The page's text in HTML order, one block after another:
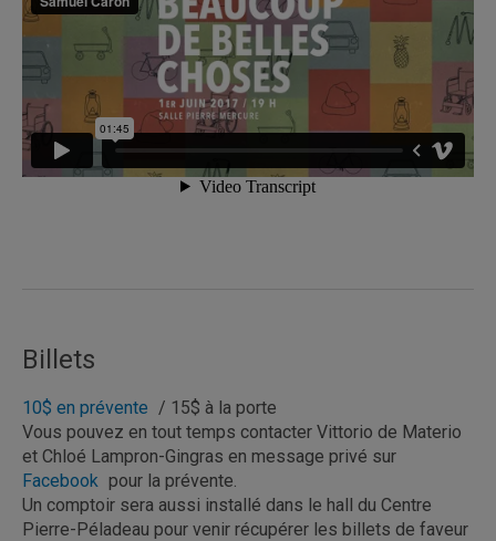
Billets
10$ en prévente / 15$ à la porte
Vous pouvez en tout temps contacter Vittorio de Materio
et Chloé Lampron-Gingras en message privé sur
Facebook pour la prévente.
Un comptoir sera aussi installé dans le hall du Centre
Pierre-Péladeau pour venir récupérer les billets de faveur